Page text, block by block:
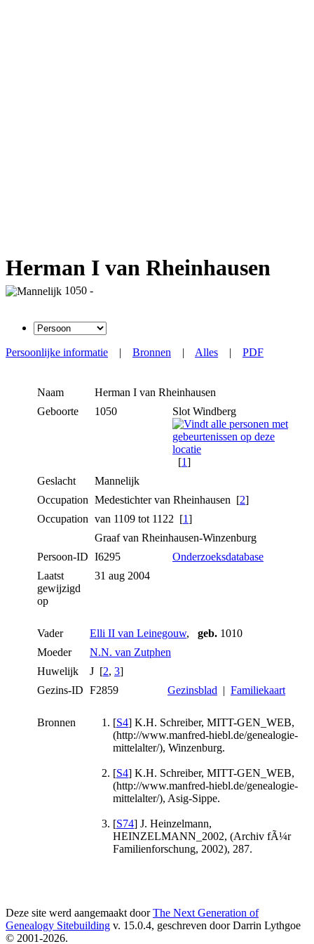
Herman I van Rheinhausen
1050 -
Persoonlijke informatie | Bronnen | Alles | PDF
Naam Herman I van Rheinhausen
Geboorte
1050 Slot Windberg
[1]
Geslacht
Mannelijk
Occupation Medestichter van Rheinhausen [2]
Occupation van 1109 tot 1122 [1]
Graaf van Rheinhausen-Winzenburg
Persoon-ID I6295
Onderzoeksdatabase
Laatst
gewijzigd
op
31 aug 2004
Vader Elli II van Leinegouw, geb. 1010
Moeder
N.N. van Zutphen
Huwelijk
J [2, 3]
Gezins-ID F2859 Gezinsblad | Familiekaart
Bronnen [S4] K.H. Schreiber, MITT-GEN_WEB,
(http://www.manfred-hiebl.de/genealogie-
mittelalter/), Winzenburg.
[S4] K.H. Schreiber, MITT-GEN_WEB,
(http://www.manfred-hiebl.de/genealogie-
mittelalter/), Asig-Sippe.
[S74] J. Heinzelmann,
HEINZELMANN_2002, (Archiv fÃ¼r
Familienforschung, 2002), 287.
Deze site werd aangemaakt doorThe Next Generation of
Genealogy Sitebuilding v. 15.0.4, geschreven door Darrin Lythgoe
© 2001-2026.